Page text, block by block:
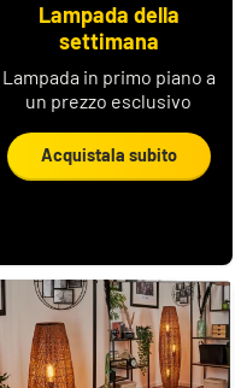
Lampada della
settimana
Lampada in primo piano a
un prezzo esclusivo
Acquistala subito